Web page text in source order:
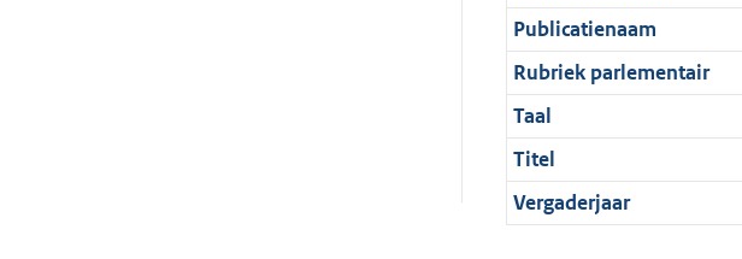
Publicatienaam
Rubriek parlementair
Taal
Titel
Vergaderjaar